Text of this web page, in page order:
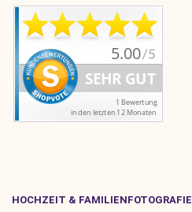
HOCHZEIT & FAMILIENFOTOGRAFIE